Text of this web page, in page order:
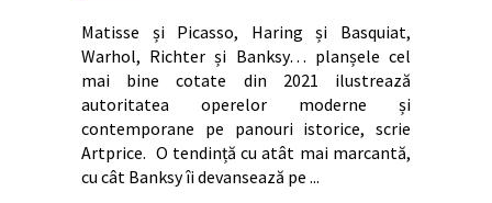
Matisse și Picasso, Haring și Basquiat,
Warhol, Richter și Banksy… planșele cel
mai bine cotate din 2021 ilustrează
autoritatea operelor moderne și
contemporane pe panouri istorice, scrie
Artprice. O tendință cu atât mai marcantă,
cu cât Banksy îi devansează pe